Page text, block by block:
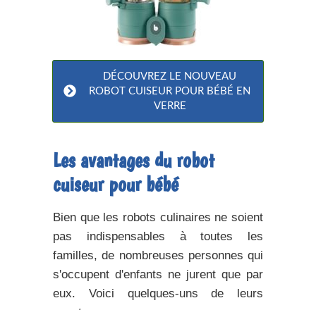
DÉCOUVREZ LE NOUVEAU
ROBOT CUISEUR POUR BÉBÉ EN
VERRE
Les avantages du robot
cuiseur pour bébé
Bien que les robots culinaires ne soient
pas indispensables à toutes les
familles, de nombreuses personnes qui
s'occupent d'enfants ne jurent que par
eux. Voici quelques-uns de leurs